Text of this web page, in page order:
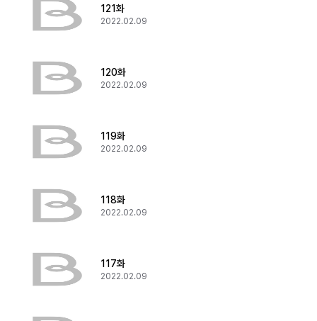
121화
2022.02.09
120화
2022.02.09
119화
2022.02.09
118화
2022.02.09
117화
2022.02.09